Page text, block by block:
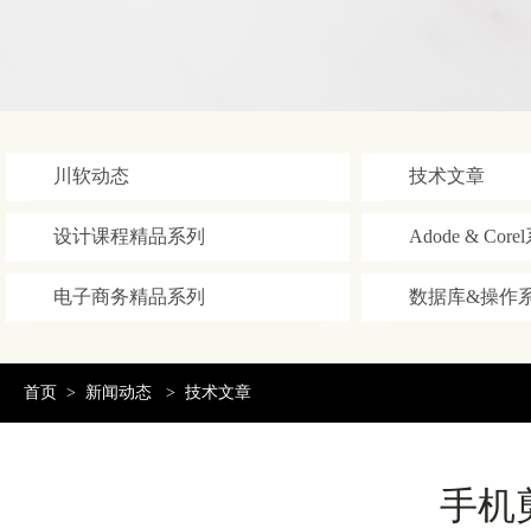
川软动态 技术文章
设计课程精品系列 Adode & Corel
电子商务精品系列 数据库&操作
首页 > 新闻动态 > 技术文章
手机